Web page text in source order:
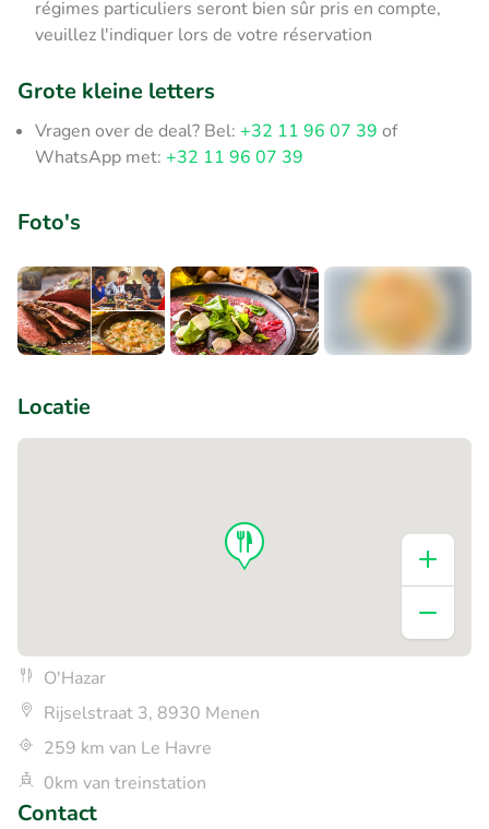
régimes particuliers seront bien sûr pris en compte,
veuillez l'indiquer lors de votre réservation
Grote kleine letters
Vragen over de deal? Bel: +32 11 96 07 39 of
WhatsApp met: +32 11 96 07 39
Foto's
Locatie
O'Hazar
Rijselstraat 3, 8930 Menen
259 km van Le Havre
0km van treinstation
Contact